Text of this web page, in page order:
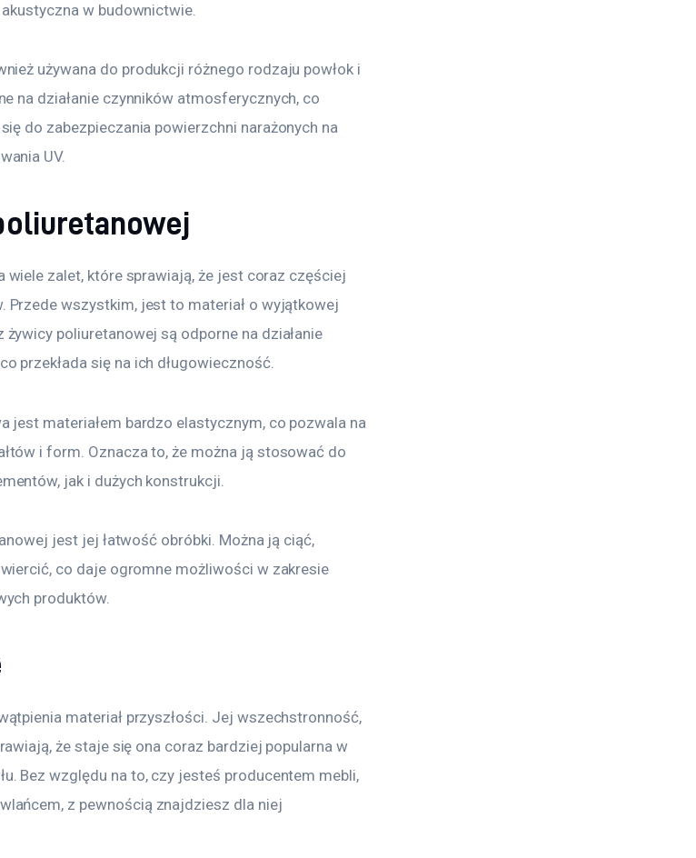
w budownictwie.
używana do produkcji różnego rodzaju powłok i
na działanie czynników atmosferycznych, co
do zabezpieczania powierzchni narażonych na
UV.
wiele zalet, które sprawiają, że jest coraz częściej
Przede wszystkim, jest to materiał o wyjątkowej
żywicy poliuretanowej są odporne na działanie
przekłada się na ich długowieczność.
jest materiałem bardzo elastycznym, co pozwala na
i form. Oznacza to, że można ją stosować do
jak i dużych konstrukcji.
jest jej łatwość obróbki. Można ją ciąć,
co daje ogromne możliwości w zakresie
produktów.
materiał przyszłości. Jej wszechstronność,
że staje się ona coraz bardziej popularna w
Bez względu na to, czy jesteś producentem mebli,
z pewnością znajdziesz dla niej